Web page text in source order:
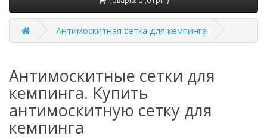
Антимоскитная сетка для кемпинга
Антимоскитные сетки для
кемпинга. Купить
антимоскитную сетку для
кемпинга